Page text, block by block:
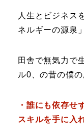
人生とビジネス
ネルギーの源泉
田舎で無気力で
ル0、の昔の僕
・誰にも依存せ
スキルを手に入